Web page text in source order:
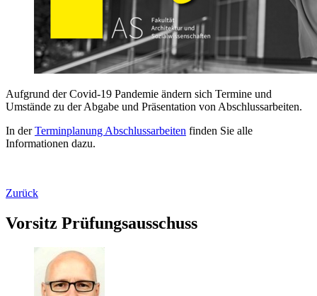
Aufgrund der Covid-19 Pandemie ändern sich Termine und
Umstände zu der Abgabe und Präsentation von Abschlussarbeiten.
In derTerminplanung Abschlussarbeiten finden Sie alle
Informationen dazu.
Zurück
Vorsitz Prüfungsausschuss